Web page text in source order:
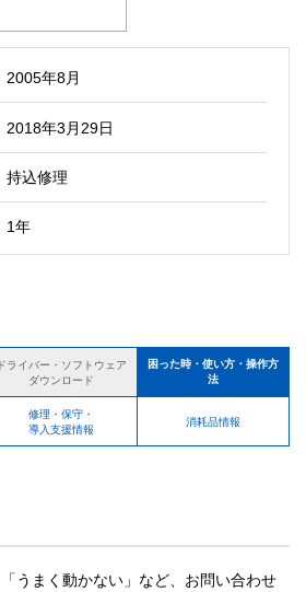
2005年8月
2018年3月29日
持込修理
1年
ドライバー・ソフトウェア
ダウンロード
困った時・使い方・操作方
法
修理・保守・
導入支援情報
消耗品情報
うまく動かない」など、お問い合わせ